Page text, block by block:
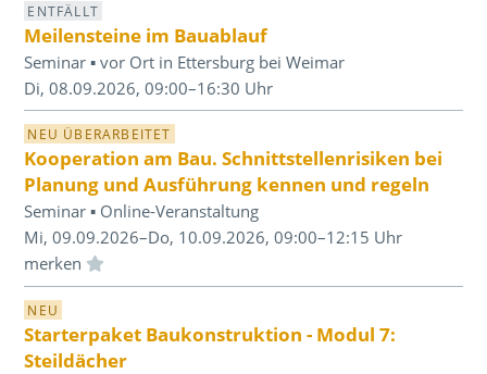
ENTFÄLLT
Meilensteine im Bauablauf
Seminar ▪ vor Ort in Ettersburg bei Weimar
Di, 08.09.2026, 09:00–16:30 Uhr
NEU ÜBERARBEITET
Kooperation am Bau. Schnittstellenrisiken bei
Planung und Ausführung kennen und regeln
Seminar ▪ Online-Veranstaltung
Mi, 09.09.2026–Do, 10.09.2026, 09:00–12:15 Uhr
Einloggen und Merkliste benutzen
NEU
Starterpaket Baukonstruktion - Modul 7:
Steildächer